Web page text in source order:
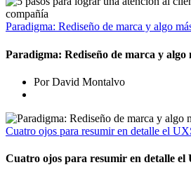
Paradigma: Rediseño de marca y algo
Paradigma: Rediseño de marca y algo
Por David Montalvo
Cuatro ojos para resumir en detalle el
Cuatro ojos para resumir en detalle el